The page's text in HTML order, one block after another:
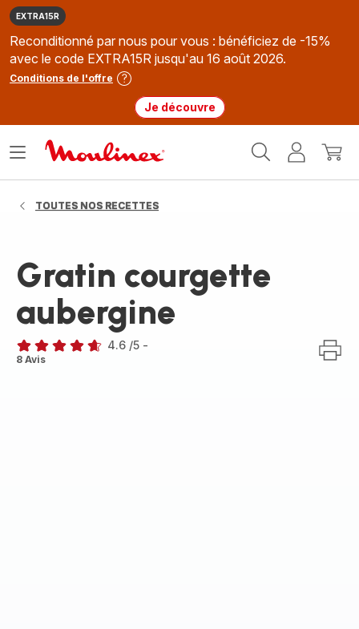
EXTRA15R
Reconditionné par nous pour vous : bénéficiez de -15%
avec le code EXTRA15R jusqu'au 16 août 2026.
Conditions de l'offre
Je découvre
MonMon
Ouvrir
TOUTES NOS RECETTES
Gratin courgette
aubergine
ratings.4.6
4.6 /5 -
8 Avis